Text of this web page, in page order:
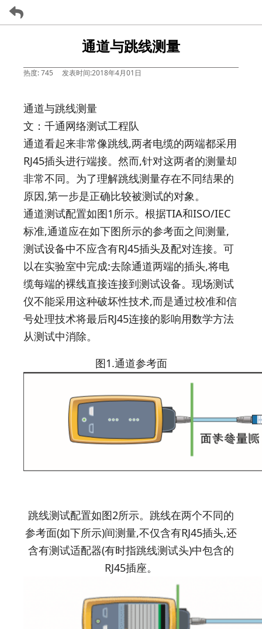
通道与跳线测量
热度: 745 发表时间:2018年4月01日
通道与跳线测量
文：千通网络测试工程队
通道看起来非常像跳线,两者电缆的两端都采用
RJ45插头进行端接。然而,针对这两者的测量却
非常不同。为了理解跳线测量存在不同结果的
原因,第一步是正确比较被测试的对象。
通道测试配置如图1所示。根据TIA和ISO/IEC
标准,通道应在如下图所示的参考面之间测量,
测试设备中不应含有RJ45插头及配对连接。可
以在实验室中完成:去除通道两端的插头,将电
缆每端的裸线直接连接到测试设备。现场测试
仪不能采用这种破坏性技术,而是通过校准和信
号处理技术将最后RJ45连接的影响用数学方法
从测试中消除。
图1.通道参考面
跳线测试配置如图2所示。跳线在两个不同的
参考面(如下所示)间测量,不仅含有RJ45插头,还
含有测试适配器(有时指跳线测试头)中包含的
RJ45插座。